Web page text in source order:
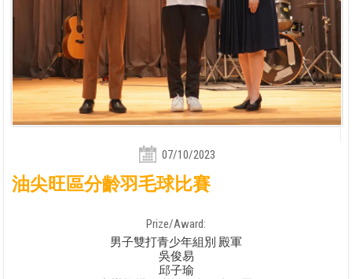
07/10/2023
油尖旺區分齡羽毛球比賽
Prize/Award:
男子雙打青少年組別 殿軍
吳俊易
邱子瑜